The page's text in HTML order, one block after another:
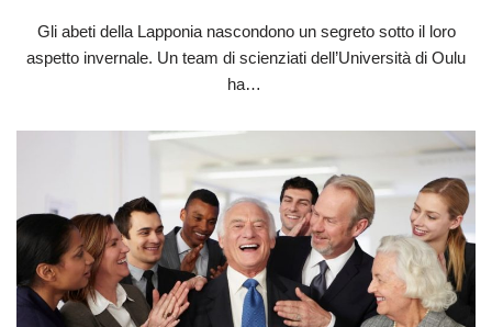
Gli abeti della Lapponia nascondono un segreto sotto il loro
aspetto invernale. Un team di scienziati dell’Università di Oulu
ha…